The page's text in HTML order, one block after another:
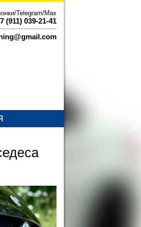
Telegram/Max
(911) 039-21-41